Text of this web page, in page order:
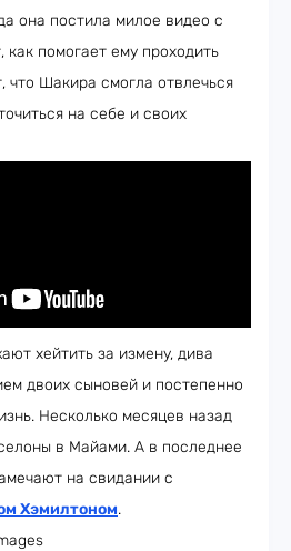
она постила милое видео с
как помогает ему проходить
что Шакира смогла отвлечься
на себе и своих
хейтить за измену, дива
двоих сыновей и постепенно
Несколько месяцев назад
в Майами. А в последнее
на свидании с
Хэмилтоном.